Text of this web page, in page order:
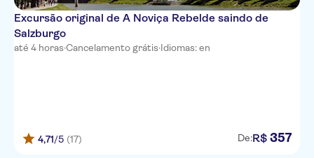
Excursão original de A Noviça Rebelde saindo de
Salzburgo
até 4 horas·Cancelamento grátis·Idiomas: en
4,71/5 (17) De:R$ 357